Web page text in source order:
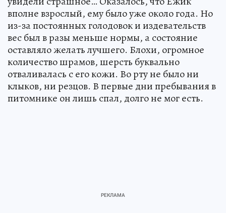
вполне взрослый, ему было уже около года. Но
из-за постоянных голодовок и издевательств
вес был в разы меньше нормы, а состояние
оставляло желать лучшего. Блохи, огромное
количество шрамов, шерсть буквально
отваливалась с его кожи. Во рту не было ни
клыков, ни резцов. В первые дни пребывания в
питомнике он лишь спал, долго не мог есть.